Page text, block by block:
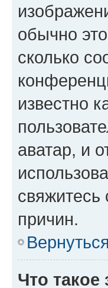
обычно
сколько
известно
аватар, и
причин.
Что такое